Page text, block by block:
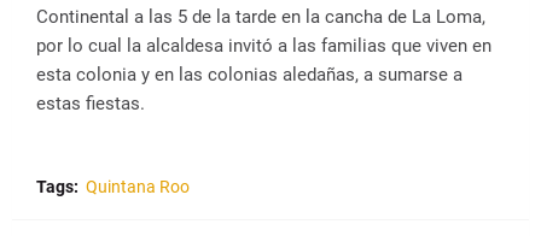
Continental a las 5 de la tarde en la cancha de La Loma,
por lo cual la alcaldesa invitó a las familias que viven en
esta colonia y en las colonias aledañas, a sumarse a
estas fiestas.
Tags: Quintana Roo